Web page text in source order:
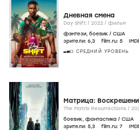
Дневная смена
Day Shift / 2022 / фильм
фэнтези, боевик / США
зрители: 6,3 film.ru: 5
СРЕДНИЙ УРОВЕНЬ
Матрица:
The Matrix Resurrections /
боевик, фантастика / США
зрители: 5,3 film.ru: 7